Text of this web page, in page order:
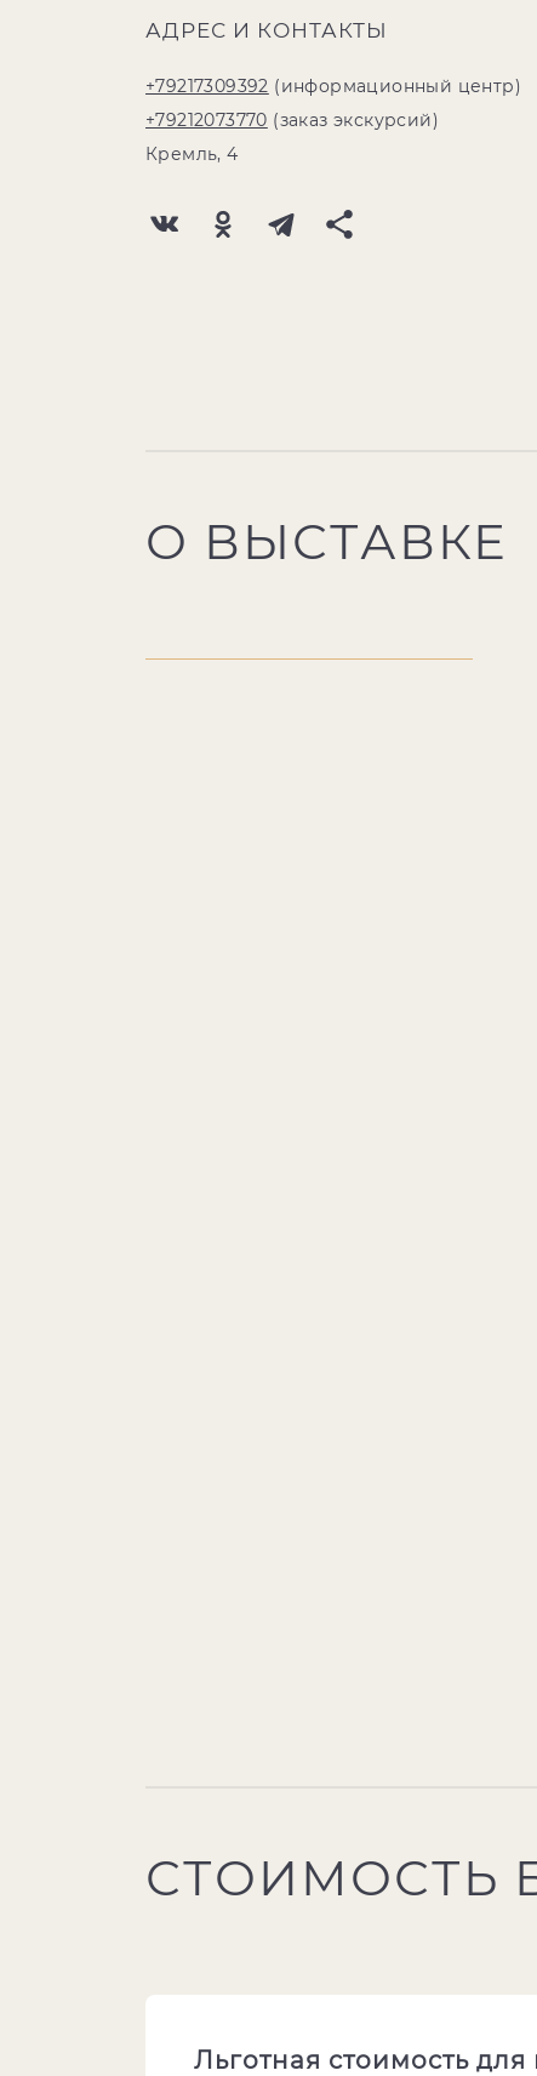
АДРЕС И КОНТАКТЫ
+79217309392 (информационный центр)
+79212073770 (заказ экскурсий)
Кремль, 4
О ВЫСТАВКЕ
СТОИМОСТЬ
Льготная стоимость